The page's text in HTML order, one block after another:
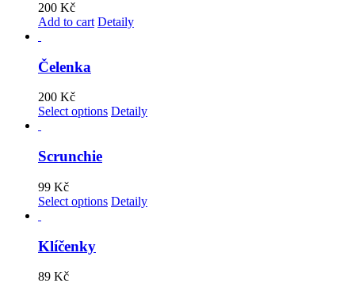
200 Kč
Add to cart Detaily
Čelenka
200 Kč
Select options Detaily
Scrunchie
99 Kč
Select options Detaily
Klíčenky
89 Kč